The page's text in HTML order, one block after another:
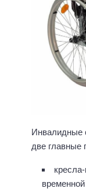
Инвалидные
две главные